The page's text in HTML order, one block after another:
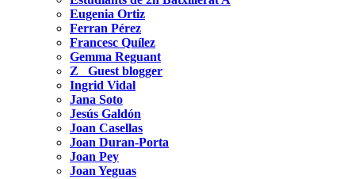
Eugenia Ortiz
Ferran Pérez
Francesc Quílez
Gemma Reguant
Z_ Guest blogger
Ingrid Vidal
Jana Soto
Jesús Galdón
Joan Casellas
Joan Duran-Porta
Joan Pey
Joan Yeguas